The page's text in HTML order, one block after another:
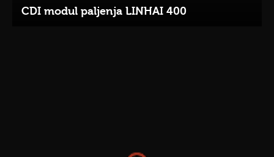
CDI modul paljenja LINHAI 400